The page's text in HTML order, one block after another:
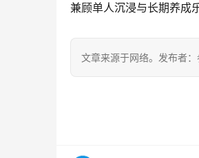
兼顾单人沉浸与长期养成
文章来源于网络。发布者：